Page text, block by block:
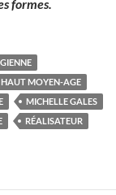
formes.
HAUT MOYEN-AGE
MICHELLE GALES
RÉALISATEUR